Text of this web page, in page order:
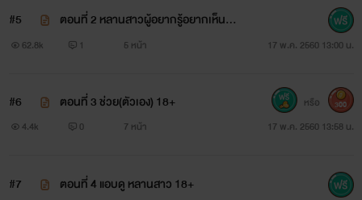
เพลย์บอย เจ้าชู้ ไม่สนใจทำงาน ฟุ่มเฟือย
#5
ตอนที่ 2 หลานสาวผู้อยากรู้อยากเห็น 1
8+
62.8k 1 5 หน้า 17 พ.ค. 2560 13:00 น.
#6 ตอนที่ 3 ช่วย(ตัวเอง) 18+
4.4k 0 7 หน้า 17 พ.ค. 2560 13:58 น.
หรือ 300
#7 ตอนที่ 4 แอบดู หลานสาว 18+